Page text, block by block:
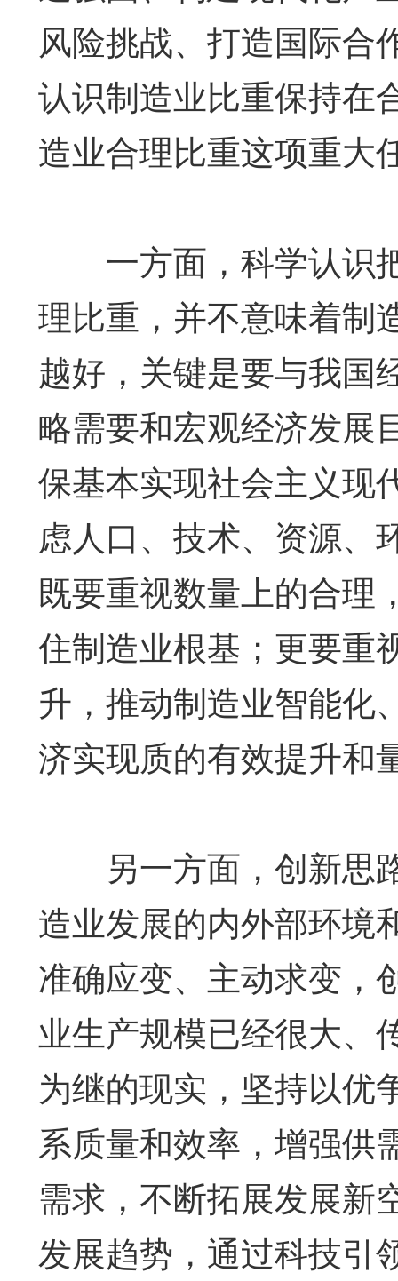
风险挑战、打造国际合
认识制造业比重保持在
造业合理比重这项重大
一方面，科学认识
理比重，并不意味着制
越好，关键是要与我国
略需要和宏观经济发展
保基本实现社会主义现
虑人口、技术、资源、
既要重视数量上的合理
住制造业根基；更要重
升，推动制造业智能化
济实现质的有效提升和
另一方面，创新思
造业发展的内外部环境
准确应变、主动求变，
业生产规模已经很大、
为继的现实，坚持以优
系质量和效率，增强供
需求，不断拓展发展新
发展趋势，通过科技引